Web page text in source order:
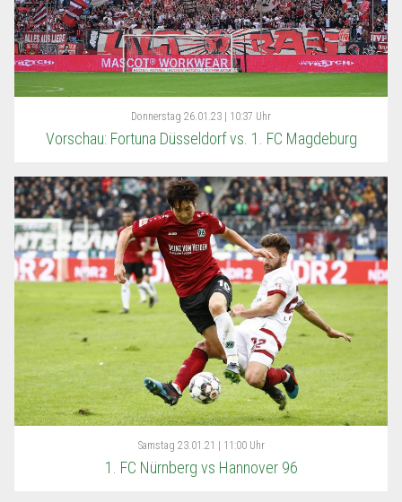
Donnerstag 26.01.23 | 10:37 Uhr
Vorschau: Fortuna Düsseldorf vs. 1. FC Magdeburg
Samstag 23.01.21 | 11:00 Uhr
1. FC Nürnberg vs Hannover 96